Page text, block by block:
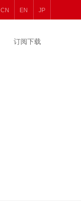
CN EN JP
订阅下载